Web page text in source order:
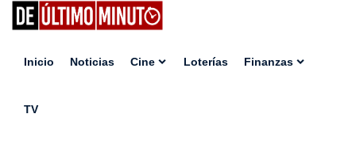
Inicio Noticias Cine Loterías Finanzas
TV